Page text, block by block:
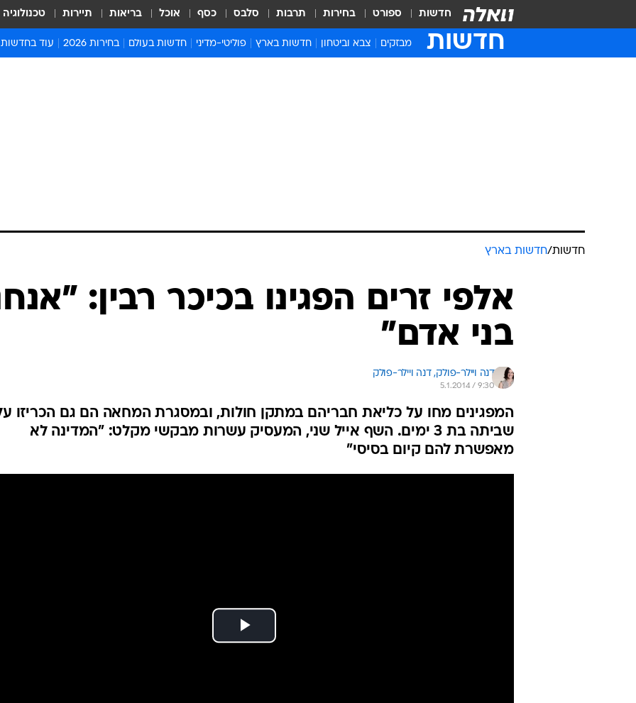
חדשות ספורט בחירות תרבות סלבס כסף אוכל בריאות תיירות טכנולוגיה
חדשות מבזקים צבא וביטחון חדשות בארץ פוליטי-מדיני חדשות בעולם בחירות 2026 עוד בחדשות
חדשות
חדשות/חדשות בארץ
אלפי זרים הפגינו בכיכר רבין:
בני אדם"
דנה ויילר-פולק, דנה ויילר-פולק
5.1.2014 / 9:30
המפגינים מחו על כליאת חבריהם במתקן חולות, ובמסגרת המחאה הם גם הכריזו
שביתה בת 3 ימים. השף אייל שני, המעסיק עשרות מבקשי מקלט: "המדינה לא
מאפשרת להם קיום בסיסי"